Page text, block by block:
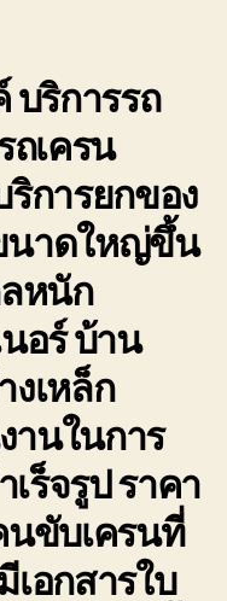
บริการรถ
ถเครน
การยกของ
นาดใหญ่ขึ้น
หนัก
อร์ บ้าน
เหล็ก
นในการ
ร็จรูป ราคา
ขับเครนที่
อกสารใบ